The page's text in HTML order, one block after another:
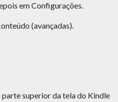
em Configurações.
(avançadas).
superior da tela do Kindle